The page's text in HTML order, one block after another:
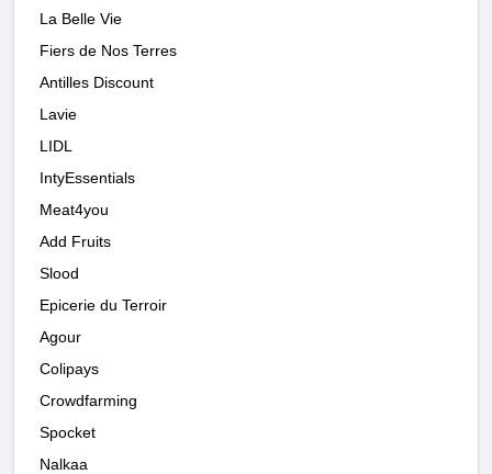
La Belle Vie
Fiers de Nos Terres
Antilles Discount
Lavie
LIDL
IntyEssentials
Meat4you
Add Fruits
Slood
Epicerie du Terroir
Agour
Colipays
Crowdfarming
Spocket
Nalkaa